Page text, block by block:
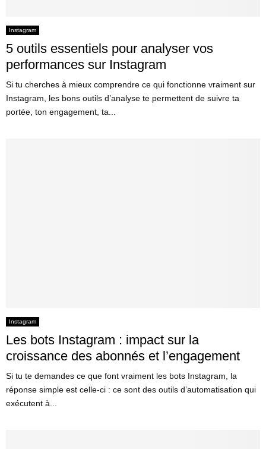
Instagram
5 outils essentiels pour analyser vos
performances sur Instagram
Si tu cherches à mieux comprendre ce qui fonctionne vraiment sur
Instagram, les bons outils d’analyse te permettent de suivre ta
portée, ton engagement, ta...
Instagram
Les bots Instagram : impact sur la
croissance des abonnés et l’engagement
Si tu te demandes ce que font vraiment les bots Instagram, la
réponse simple est celle-ci : ce sont des outils d’automatisation qui
exécutent à...